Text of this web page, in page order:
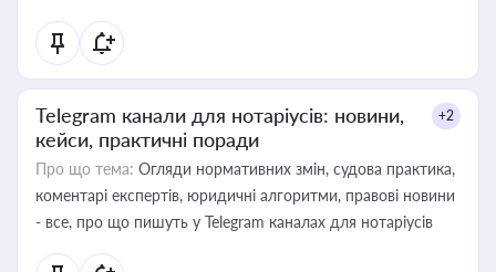
Telegram канали для нотаріусів: новини,
кейси, практичні поради
+2
Про що тема: Огляди нормативних змін, судова практика,
коментарі експертів, юридичні алгоритми, правові новини
- все, про що пишуть у Telegram каналах для нотаріусів